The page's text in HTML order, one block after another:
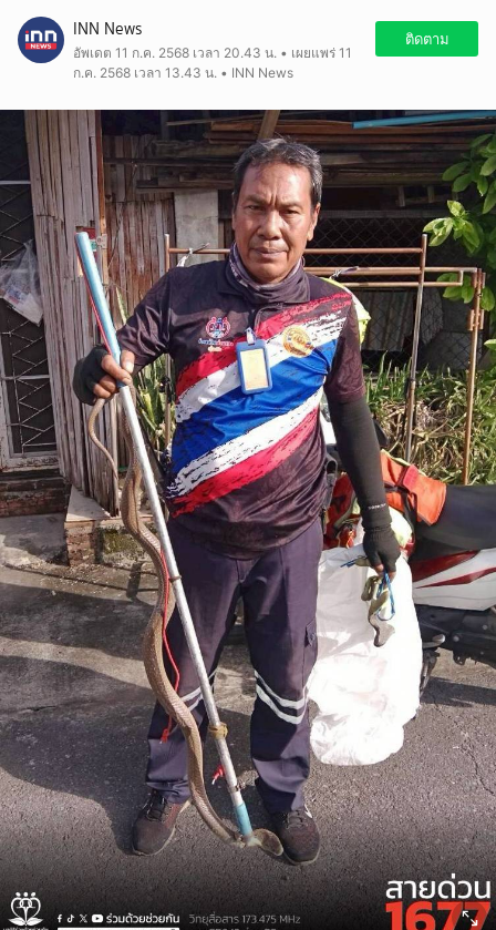
INN News
อัพเดต 11 ก.ค. 2568 เวลา 20.43 น. • เผยแพร่ 11
ก.ค. 2568 เวลา 13.43 น. • INN News
ติดตาม